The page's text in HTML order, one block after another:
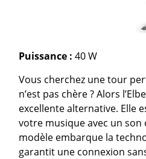
Puissance : 40 W
Vous cherchez une tour
n’est pas chère ? Alors
excellente alternative. Elle
votre musique avec un son
modèle embarque la
garantit une connexion